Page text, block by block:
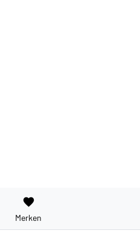
favorite
Merken